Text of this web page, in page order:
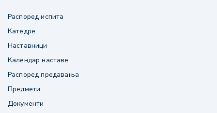
Распоред испита
Катедре
Наставници
Календар наставе
Распоред предавања
Предмети
Документи